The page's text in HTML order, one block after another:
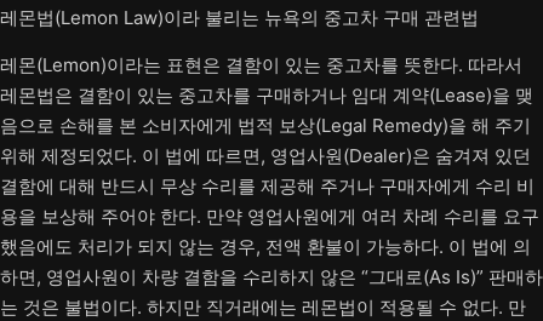
레몬법(Lemon Law)이라 불리는 뉴욕의 중고차 구매 관련법
레몬(Lemon)이라는 표현은 결함이 있는 중고차를 뜻한다. 따라서
레몬법은 결함이 있는 중고차를 구매하거나 임대 계약(Lease)을 맺
음으로 손해를 본 소비자에게 법적 보상(Legal Remedy)을 해 주기
위해 제정되었다. 이 법에 따르면, 영업사원(Dealer)은 숨겨져 있던
결함에 대해 반드시 무상 수리를 제공해 주거나 구매자에게 수리 비
용을 보상해 주어야 한다. 만약 영업사원에게 여러 차례 수리를 요구
했음에도 처리가 되지 않는 경우, 전액 환불이 가능하다. 이 법에 의
하면, 영업사원이 차량 결함을 수리하지 않은 “그대로(As Is)” 판매하
는 것은 불법이다. 하지만 직거래에는 레몬법이 적용될 수 없다. 만